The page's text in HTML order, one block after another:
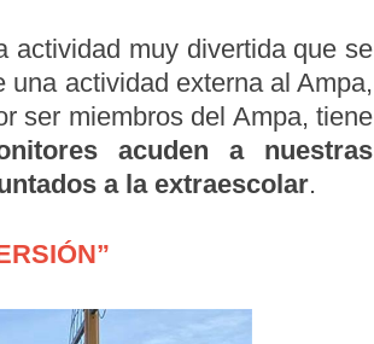
actividad muy divertida que se
actividad externa al Ampa,
ser miembros del Ampa, tiene
acuden a nuestras
a la extraescolar.